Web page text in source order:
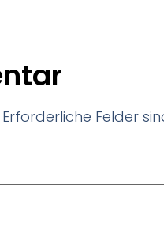
Erforderliche Felder